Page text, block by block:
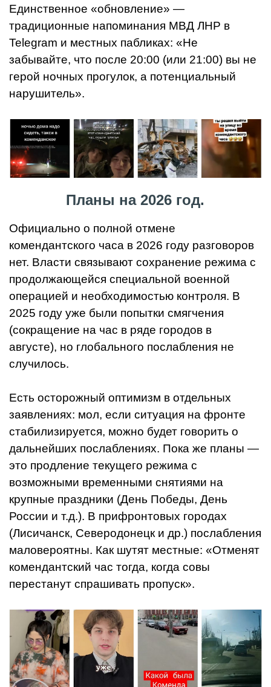
Единственное «обновление» —
традиционные напоминания МВД ЛНР в
Telegram и местных пабликах: «Не
забывайте, что после 20:00 (или 21:00) вы не
герой ночных прогулок, а потенциальный
нарушитель».
Планы на 2026 год.
Официально о полной отмене
комендантского часа в 2026 году разговоров
нет. Власти связывают сохранение режима с
продолжающейся специальной военной
операцией и необходимостью контроля. В
2025 году уже были попытки смягчения
(сокращение на час в ряде городов в
августе), но глобального послабления не
случилось.
Есть осторожный оптимизм в отдельных
заявлениях: мол, если ситуация на фронте
стабилизируется, можно будет говорить о
дальнейших послаблениях. Пока же планы —
это продление текущего режима с
возможными временными снятиями на
крупные праздники (День Победы, День
России и т.д.). В прифронтовых городах
(Лисичанск, Северодонецк и др.) послабления
маловероятны. Как шутят местные: «Отменят
комендантский час тогда, когда совы
перестанут спрашивать пропуск».